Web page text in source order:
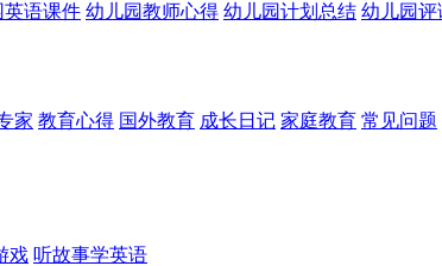
英语课件 幼儿园教师心得 幼儿园计划总结 幼儿园评
家 教育心得 国外教育 成长日记 家庭教育 常见问题
戏 听故事学英语